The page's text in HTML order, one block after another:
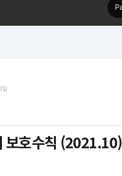
일
보호수칙 (2021.10)